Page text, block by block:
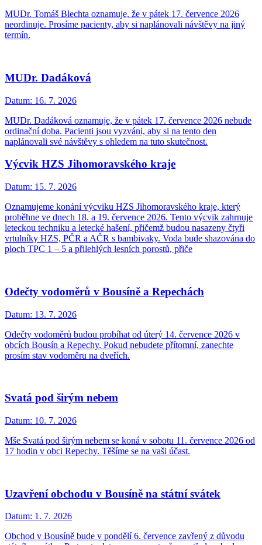
MUDr. Tomáš Blechta oznamuje, že v pátek 17. července 2026
neordinuje. Prosíme pacienty, aby si naplánovali návštěvy na jiný
termín.
MUDr. Dadáková
Datum: 16. 7. 2026
MUDr. Dadáková oznamuje, že v pátek 17. července 2026 nebude
ordinační doba. Pacienti jsou vyzváni, aby si na tento den
naplánovali své návštěvy s ohledem na tuto skutečnost.
Výcvik HZS Jihomoravského kraje
Datum: 15. 7. 2026
Oznamujeme konání výcviku HZS Jihomoravského kraje, který
proběhne ve dnech 18. a 19. července 2026. Tento výcvik zahrnuje
leteckou techniku a letecké hašení, přičemž budou nasazeny čtyři
vrtulníky HZS, PČR a AČR s bambivaky. Voda bude shazována do
ploch TPC 1 – 5 a přilehlých lesních porostů, přiče
Odečty vodoměrů v Bousíně a Repechách
Datum: 13. 7. 2026
Odečty vodoměrů budou probíhat od úterý 14. července 2026 v
obcích Bousín a Repechy. Pokud nebudete přítomní, zanechte
prosím stav vodoměru na dveřích.
Svatá pod širým nebem
Datum: 10. 7. 2026
Mše Svatá pod širým nebem se koná v sobotu 11. července 2026 od
17 hodin v obci Repechy. Těšíme se na vaši účast.
Uzavření obchodu v Bousíně na státní svátek
Datum: 1. 7. 2026
Obchod v Bousíně bude v pondělí 6. července zavřený z důvodu